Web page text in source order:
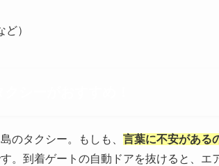
）
のタクシー。もしも、 言葉に不安がある
。到着ゲートの自動ドアを抜けると、エ